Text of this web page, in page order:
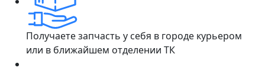
Получаете запчасть у себя в городе курьером
или в ближайшем отделении ТК